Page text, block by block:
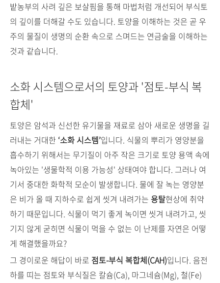
밭농부의 사려 깊은 보살핌을 통해 마법처럼 개선되어 부식토
의 깊이를 더해갈 수도 있습니다. 토양을 이해하는 것은 곧 우
주의 물질이 생명의 순환 속으로 스며드는 연금술을 이해하는
것과 같습니다.
소화 시스템으로서의 토양과 '점토-부식 복
합체'
토양은 암석과 신선한 유기물을 재료로 삼아 새로운 생명을 길
러내는 거대한 ‘소화 시스템’입니다. 식물의 뿌리가 영양분을
흡수하기 위해서는 무기질이 아주 작은 크기로 토양 용액 속에
녹아있는 '생물학적 이용 가능성' 상태여야 합니다. 그러나 여
기서 중대한 화학적 모순이 발생합니다. 물에 잘 녹는 영양분
은 비가 올 때 지하수로 쉽게 씻겨 내려가는 용탈현상에 취약
하기 때문입니다. 식물이 먹기 좋게 녹이면 씻겨 내려가고, 씻
기지 않게 굳히면 식물이 먹을 수 없는 이 난제를 자연은 어떻
게 해결했을까요?
그 경이로운 해답이 바로 점토-부식 복합체(CAH)입니다. 음전
하를 띠는 점토와 부식질은 칼슘(Ca), 마그네슘(Mg), 철(Fe)